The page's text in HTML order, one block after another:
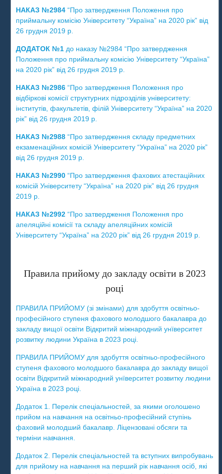
НАКАЗ №2984 “Про затвердження Положення про
приймальну комісію Університету “Україна” на 2020 рік” від
26 грудня 2019 р.
ДОДАТОК №1 до наказу №2984 “Про затвердження
Положення про приймальну комісію Університету “Україна”
на 2020 рік” від 26 грудня 2019 р.
НАКАЗ №2986 “Про затвердження Положення про
відбіркові комісії структурних підрозділів університету:
інститутів, факультетів, філій Університету “Україна” на 2020
рік” від 26 грудня 2019 р.
НАКАЗ №2988 “Про затвердження складу предметних
екзаменаційних комісій Університету “Україна” на 2020 рік”
від 26 грудня 2019 р.
НАКАЗ №2990 “Про затвердження фахових атестаційних
комісій Університету “Україна” на 2020 рік” від 26 грудня
2019 р.
НАКАЗ №2992 “Про затвердження Положення про
апеляційні комісії та складу апеляційних комісій
Університету “Україна” на 2020 рік” від 26 грудня 2019 р.
Правила прийому до закладу освіти в 2023
році
ПРАВИЛА ПРИЙОМУ (зі змінами) для здобуття освітньо-
професійного ступеня фахового молодшого бакалавра до
закладу вищої освіти Відкритий міжнародний унїверситет
розвитку людини Україна в 2023 році.
ПРАВИЛА ПРИЙОМУ для здобуття освітньо-професійного
ступеня фахового молодшого бакалавра до закладу вищої
освіти Відкритий міжнародний унїверситет розвитку людини
Україна в 2023 році.
Додаток 1. Перелік спеціальностей, за якими оголошено
прийом на навчання на освітньо-професійний ступінь
фаховий молодший бакалавр. Ліцензовані обсяги та
терміни навчання.
Додаток 2. Перелік спеціальностей та вступних випробувань
для прийому на навчання на перший рік навчання осіб, які